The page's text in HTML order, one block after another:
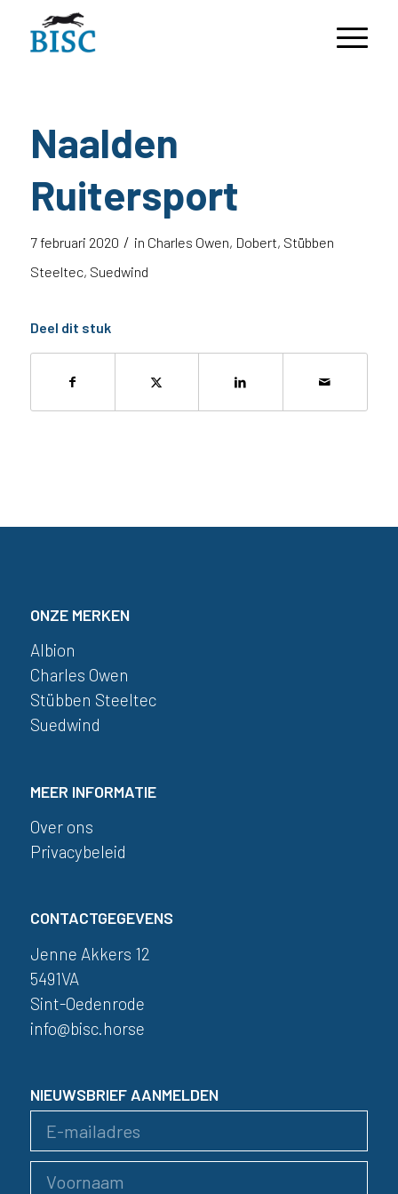
Naalden
Ruitersport
7 februari 2020 / in Charles Owen, Dobert, Stübben
Steeltec, Suedwind
Deel dit stuk
ONZE MERKEN
Albion
Charles Owen
Stübben Steeltec
Suedwind
MEER INFORMATIE
Over ons
Privacybeleid
CONTACTGEGEVENS
Jenne Akkers 12
5491VA
Sint-Oedenrode
info@bisc.horse
NIEUWSBRIEF AANMELDEN